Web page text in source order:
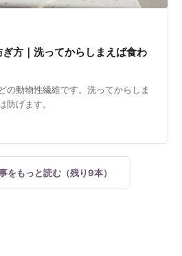
方｜洗ってからしまえば食わ
の動物性繊維です。洗ってからしま
防げます。
をもっと読む（残り9本）